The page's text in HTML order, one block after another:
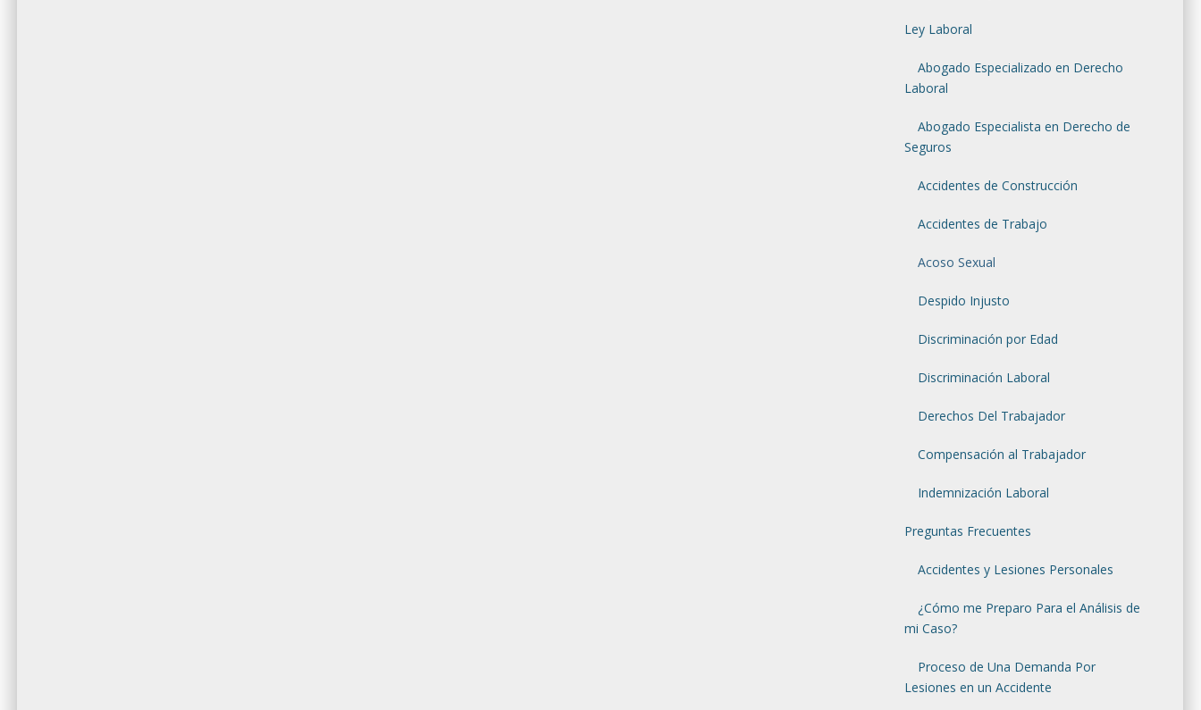
Ley Laboral
Abogado Especializado en Derecho
Laboral
Abogado Especialista en Derecho de
Seguros
Accidentes de Construcción
Accidentes de Trabajo
Acoso Sexual
Despido Injusto
Discriminación por Edad
Discriminación Laboral
Derechos Del Trabajador
Compensación al Trabajador
Indemnización Laboral
Preguntas Frecuentes
Accidentes y Lesiones Personales
¿Cómo me Preparo Para el Análisis de
mi Caso?
Proceso de Una Demanda Por
Lesiones en un Accidente